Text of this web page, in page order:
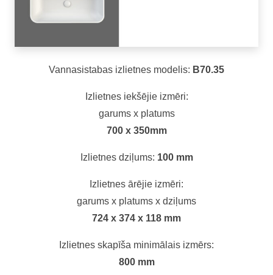
Vannasistabas izlietnes modelis: B70.35
Izlietnes iekšējie izmēri:
garums x platums
700 x 350mm
Izlietnes dziļums: 100 mm
Izlietnes ārējie izmēri:
garums x platums x dziļums
724 x 374 x 118 mm
Izlietnes skapīša minimālais izmērs:
800 mm